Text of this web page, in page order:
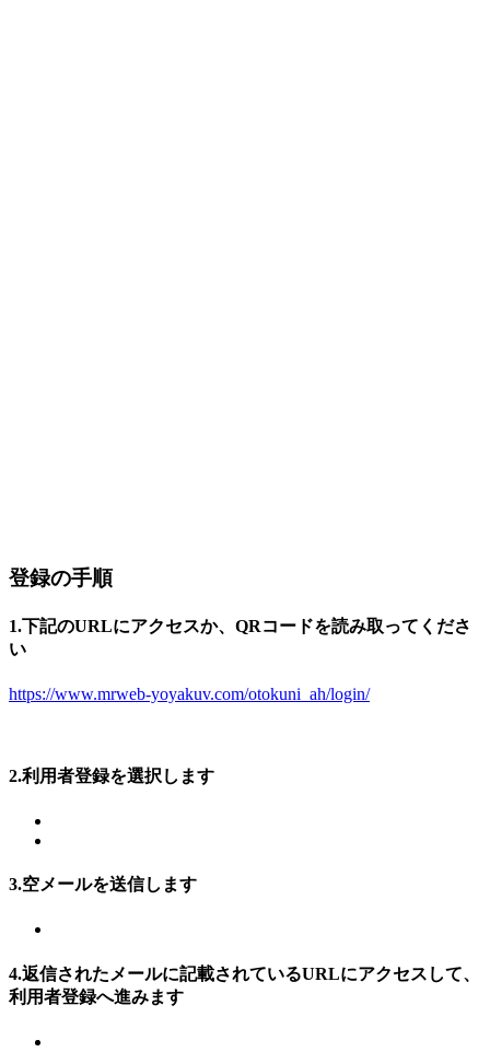
登録の手順
1.下記のURLにアクセスか、QRコードを読み取ってくださ
い
https://www.mrweb-yoyakuv.com/otokuni_ah/login/
2.利用者登録を選択します
3.空メールを送信します
4.返信されたメールに記載されているURLにアクセスして、
利用者登録へ進みます